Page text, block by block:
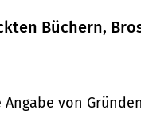
Büchern,
von